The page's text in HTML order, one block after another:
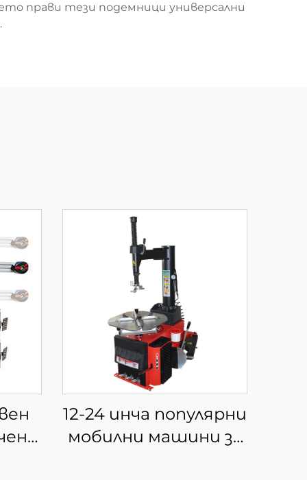
прави тези подемници универсални
12-24 инча популярни
мобилни машини за